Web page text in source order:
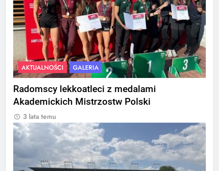
AKTUALNOŚCI GALERIA
Radomscy lekkoatleci z medalami
Akademickich Mistrzostw Polski
3 lata temu